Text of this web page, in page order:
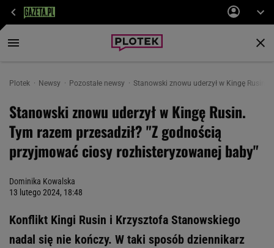
Plotek Newsy Pozostałe newsy Stanowski znowu uderzył w Kingę Rusin.
Stanowski znowu uderzył w Kingę Rusin.
Tym razem przesadził? "Z godnością
przyjmować ciosy rozhisteryzowanej baby"
Dominika Kowalska
13 lutego 2024, 18:48
Konflikt Kingi Rusin i Krzysztofa Stanowskiego
nadal się nie kończy. W taki sposób dziennikarz